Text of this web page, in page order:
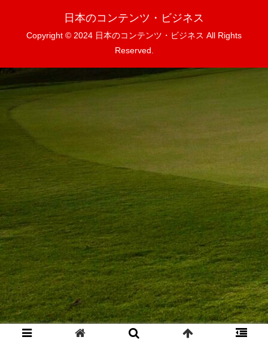
日本のコンテンツ・ビジネス
Copyright © 2024 日本のコンテンツ・ビジネス All Rights
Reserved.